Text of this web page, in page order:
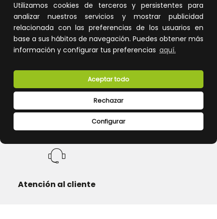
Utilizamos cookies de terceros y persistentes para
analizar nuestros servicios y mostrar publicidad
relacionada con las preferencias de los usuarios en
base a sus hábitos de navegación. Puedes obtener más
información y configurar tus preferencias aquí.
Configurar
Rechazar
Aceptar todo
Calidad y precio Descuentos
Devoluciones Pago seguro
Atención al cliente